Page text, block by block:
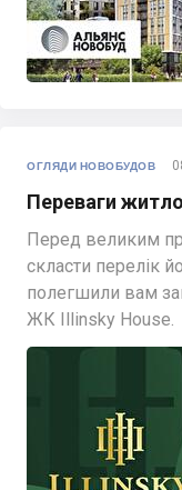
ОГЛЯДИ НОВОБУДОВ
Переваги
Перед великим
скласти перелік
полегшили вам
ЖК Illinsky House.